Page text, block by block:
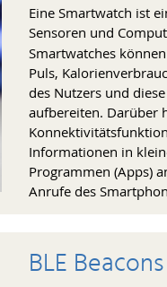
Eine Smartwatch ist
Sensoren und
Smartwatches
Puls,
des Nutzers und
aufbereiten. Darüber
Informationen in
Programmen (Apps)
Anrufe des
BLE Beacons